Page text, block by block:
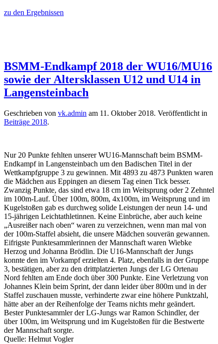
zu den Ergebnissen
BSMM-Endkampf 2018 der WU16/MU16
sowie der Altersklassen U12 und U14 in
Langensteinbach
Geschrieben von vk.admin am 11. Oktober 2018. Veröffentlicht in
Beiträge 2018.
Nur 20 Punkte fehlten unserer WU16-Mannschaft beim BSMM-
Endkampf in Langensteinbach um den Badischen Titel in der
Wettkampfgruppe 3 zu gewinnen. Mit 4893 zu 4873 Punkten waren
die Mädchen aus Eppingen an diesem Tag einen Tick besser.
Zwanzig Punkte, das sind etwa 18 cm im Weitsprung oder 2 Zehntel
im 100m-Lauf. Über 100m, 800m, 4x100m, im Weitsprung und im
Kugelstoßen gab es durchweg solide Leistungen der neun 14- und
15-jährigen Leichtathletinnen. Keine Einbrüche, aber auch keine
„Ausreißer nach oben“ waren zu verzeichnen, wenn man mal von
der 100m-Staffel absieht, die unsere Mädchen souverän gewannen.
Eifrigste Punktesammlerinnen der Mannschaft waren Wiebke
Herzog und Johanna Brödlin. Die U16-Mannschaft der Jungs
konnte den im Vorkampf erzielten 4. Platz, ebenfalls in der Gruppe
3, bestätigen, aber zu den drittplatzierten Jungs der LG Ortenau
Nord fehlten am Ende doch über 300 Punkte. Eine Verletzung von
Johannes Klein beim Sprint, der dann leider über 800m und in der
Staffel zuschauen musste, verhinderte zwar eine höhere Punktzahl,
hätte aber an der Reihenfolge der Teams nichts mehr geändert.
Bester Punktesammler der LG-Jungs war Ramon Schindler, der
über 100m, im Weitsprung und im Kugelstoßen für die Bestwerte
der Mannschaft sorgte.
Quelle: Helmut Vogler